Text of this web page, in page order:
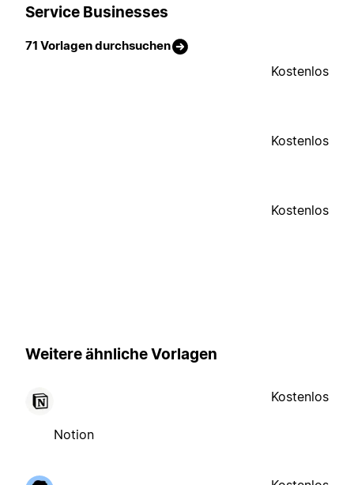
Service Businesses
71 Vorlagen durchsuchen
Kostenlos
Kostenlos
Kostenlos
Weitere ähnliche Vorlagen
Notion
Kostenlos